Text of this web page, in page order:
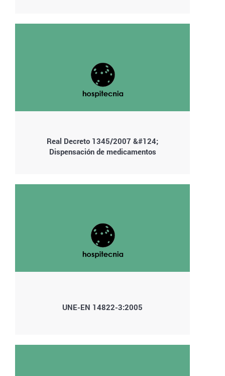
Real Decreto 1345/2007 &#124;
Dispensación de medicamentos
UNE-EN 14822-3:2005